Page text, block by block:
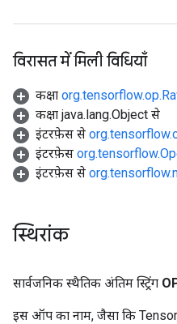
विरासत में मिली विधियाँ
कक्षा
कक्षा java.lang.Object से
इंटरफ़ेस से
इंटरफ़ेस
इंटरफ़ेस से
स्थिरांक
सार्वजनिक स्थैतिक अंतिम स्ट्रिंग
इस ऑप का नाम, जैसा कि